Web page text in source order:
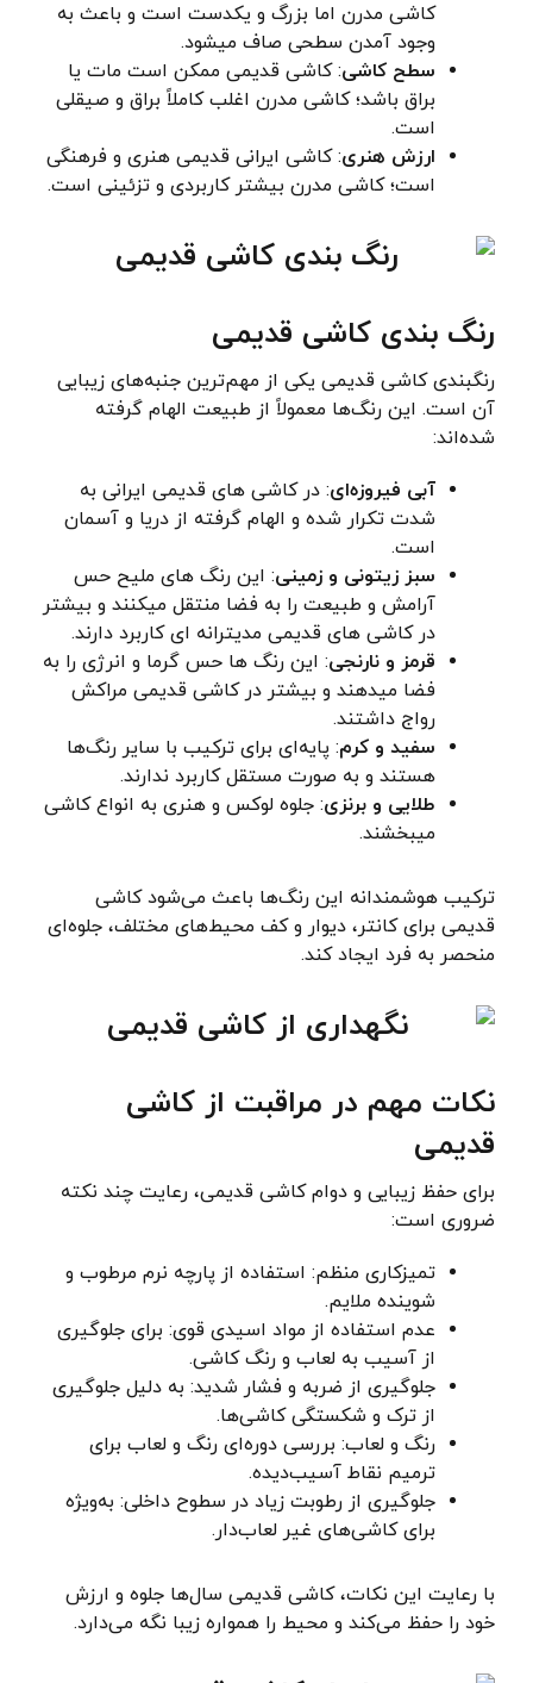
کاشی مدرن اما بزرگ و یکدست است و باعث به
وجود آمدن سطحی صاف میشود.
سطح کاشی: کاشی قدیمی ممکن است مات یا
براق باشد؛ کاشی مدرن اغلب کاملاً براق و صیقلی
است.
ارزش هنری: کاشی ایرانی قدیمی هنری و فرهنگی
است؛ کاشی مدرن بیشتر کاربردی و تزئینی است.
رنگ بندی کاشی قدیمی
رنگبندی کاشی قدیمی یکی از مهم‌ترین جنبه‌های زیبایی
آن است. این رنگ‌ها معمولاً از طبیعت الهام گرفته
شده‌اند:
آبی فیروزه‌ای: در کاشی های قدیمی ایرانی به
شدت تکرار شده و الهام گرفته از دریا و آسمان
است.
سبز زیتونی و زمینی: این رنگ های ملیح حس
آرامش و طبیعت را به فضا منتقل میکنند و بیشتر
در کاشی های قدیمی مدیترانه ای کاربرد دارند.
قرمز و نارنجی: این رنگ ها حس گرما و انرژی را به
فضا میدهند و بیشتر در کاشی قدیمی مراکش
رواج داشتند.
سفید و کرم: پایه‌ای برای ترکیب با سایر رنگ‌ها
هستند و به صورت مستقل کاربرد ندارند.
طلایی و برنزی: جلوه لوکس و هنری به انواع کاشی
میبخشند.
ترکیب هوشمندانه این رنگ‌ها باعث می‌شود کاشی
قدیمی برای کانتر، دیوار و کف محیط‌های مختلف، جلوه‌ای
منحصر به فرد ایجاد کند.
نکات مهم در مراقبت از کاشی
قدیمی
برای حفظ زیبایی و دوام کاشی قدیمی، رعایت چند نکته
ضروری است:
تمیزکاری منظم: استفاده از پارچه نرم مرطوب و
شوینده ملایم.
عدم استفاده از مواد اسیدی قوی: برای جلوگیری
از آسیب به لعاب و رنگ کاشی.
جلوگیری از ضربه و فشار شدید: به دلیل جلوگیری
از ترک و شکستگی کاشی‌ها.
رنگ و لعاب: بررسی دوره‌ای رنگ و لعاب برای
ترمیم نقاط آسیب‌دیده.
جلوگیری از رطوبت زیاد در سطوح داخلی: به‌ویژه
برای کاشی‌های غیر لعاب‌دار.
با رعایت این نکات، کاشی قدیمی سال‌ها جلوه و ارزش
خود را حفظ می‌کند و محیط را همواره زیبا نگه می‌دارد.